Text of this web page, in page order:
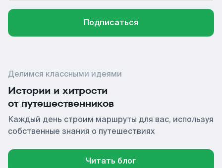
Подписаться
Делимся классными идеями
Истории и хитрости
от путешественников
Каждый день строим маршруты для вас, используя
собственные знания о путешествиях
Читать блог